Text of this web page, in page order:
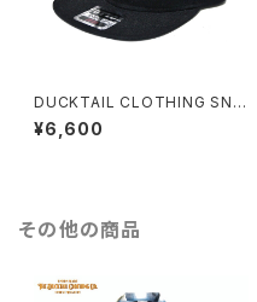
DUCKTAIL CLOTHING SNA
PBACK CAP "CLASSIC" BL
ACK ダックテイル クロージング
¥6,600
その他の商品